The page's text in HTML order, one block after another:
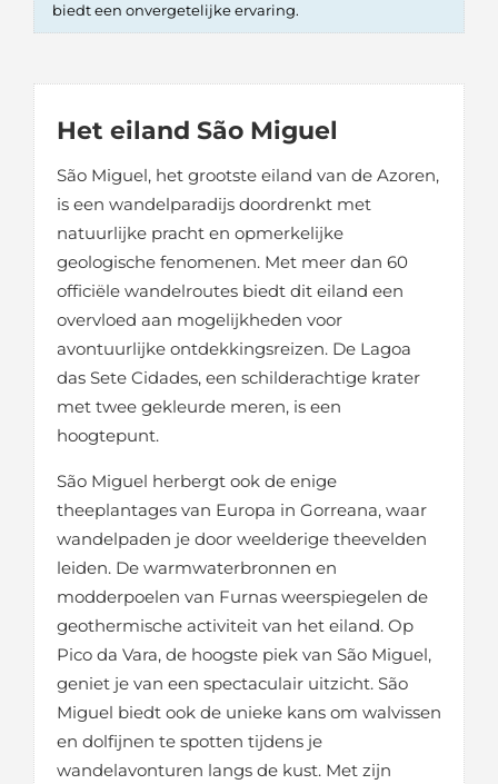
biedt een onvergetelijke ervaring.
Het eiland São Miguel
São Miguel, het grootste eiland van de Azoren,
is een wandelparadijs doordrenkt met
natuurlijke pracht en opmerkelijke
geologische fenomenen. Met meer dan 60
officiële wandelroutes biedt dit eiland een
overvloed aan mogelijkheden voor
avontuurlijke ontdekkingsreizen. De Lagoa
das Sete Cidades, een schilderachtige krater
met twee gekleurde meren, is een
hoogtepunt.
São Miguel herbergt ook de enige
theeplantages van Europa in Gorreana, waar
wandelpaden je door weelderige theevelden
leiden. De warmwaterbronnen en
modderpoelen van Furnas weerspiegelen de
geothermische activiteit van het eiland. Op
Pico da Vara, de hoogste piek van São Miguel,
geniet je van een spectaculair uitzicht. São
Miguel biedt ook de unieke kans om walvissen
en dolfijnen te spotten tijdens je
wandelavonturen langs de kust. Met zijn